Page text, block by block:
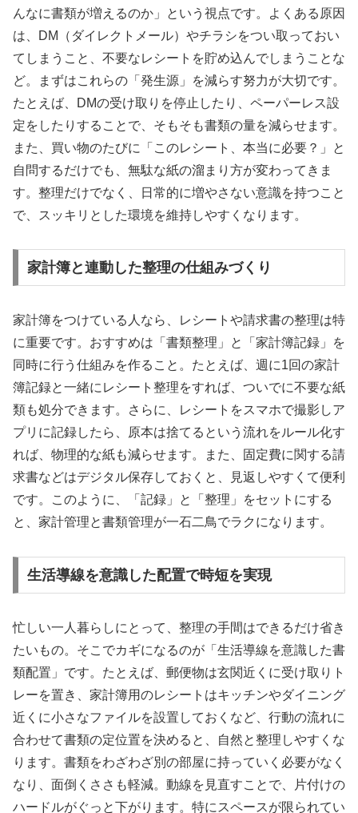
んなに書類が増えるのか」という視点です。よくある原因
は、DM（ダイレクトメール）やチラシをつい取っておい
てしまうこと、不要なレシートを貯め込んでしまうことな
ど。まずはこれらの「発生源」を減らす努力が大切です。
たとえば、DMの受け取りを停止したり、ペーパーレス設
定をしたりすることで、そもそも書類の量を減らせます。
また、買い物のたびに「このレシート、本当に必要？」と
自問するだけでも、無駄な紙の溜まり方が変わってきま
す。整理だけでなく、日常的に増やさない意識を持つこと
で、スッキリとした環境を維持しやすくなります。
家計簿と連動した整理の仕組みづくり
家計簿をつけている人なら、レシートや請求書の整理は特
に重要です。おすすめは「書類整理」と「家計簿記録」を
同時に行う仕組みを作ること。たとえば、週に1回の家計
簿記録と一緒にレシート整理をすれば、ついでに不要な紙
類も処分できます。さらに、レシートをスマホで撮影しア
プリに記録したら、原本は捨てるという流れをルール化す
れば、物理的な紙も減らせます。また、固定費に関する請
求書などはデジタル保存しておくと、見返しやすくて便利
です。このように、「記録」と「整理」をセットにする
と、家計管理と書類管理が一石二鳥でラクになります。
生活導線を意識した配置で時短を実現
忙しい一人暮らしにとって、整理の手間はできるだけ省き
たいもの。そこでカギになるのが「生活導線を意識した書
類配置」です。たとえば、郵便物は玄関近くに受け取りト
レーを置き、家計簿用のレシートはキッチンやダイニング
近くに小さなファイルを設置しておくなど、行動の流れに
合わせて書類の定位置を決めると、自然と整理しやすくな
ります。書類をわざわざ別の部屋に持っていく必要がなく
なり、面倒くささも軽減。動線を見直すことで、片付けの
ハードルがぐっと下がります。特にスペースが限られてい